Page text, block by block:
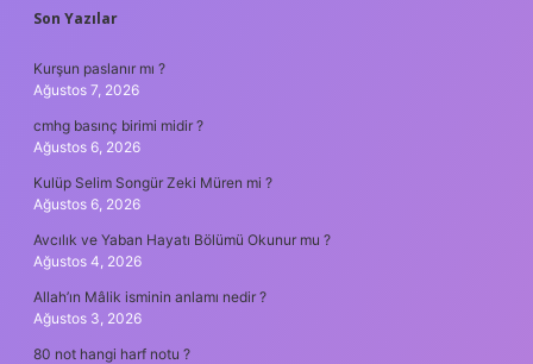
SIDEBAR
Son Yazılar
Kurşun paslanır mı ?
Ağustos 7, 2026
cmhg basınç birimi midir ?
Ağustos 6, 2026
Kulüp Selim Songür Zeki Müren mi ?
Ağustos 6, 2026
Avcılık ve Yaban Hayatı Bölümü Okunur mu ?
Ağustos 4, 2026
Allah’ın Mâlik isminin anlamı nedir ?
Ağustos 3, 2026
80 not hangi harf notu ?